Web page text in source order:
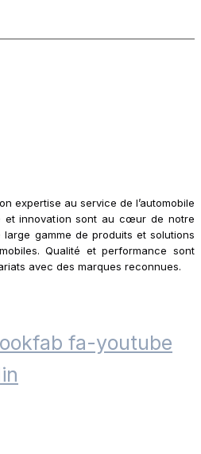
expertise au service de l’automobile
et innovation sont au cœur de notre
large gamme de produits et solutions
Qualité et performance sont
avec des marques reconnues.
fab fa-youtube